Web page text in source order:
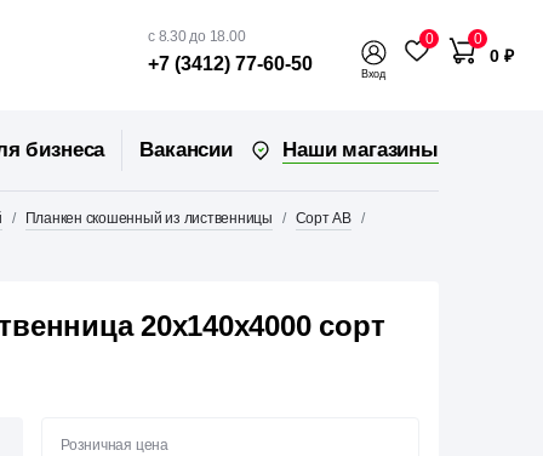
с 8.30 до 18.00
+7 (3412) 77-60-50 Вход
0 0
0 ₽
бизнеса Вакансии Наши магазины
Планкен скошенный из лиственницы
Сорт АВ
20х140х4000 сорт
Розничная цена